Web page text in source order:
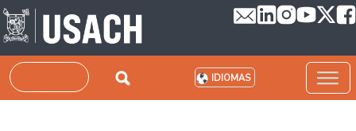
Pasar al contenido principal
Buscar IDIOMAS